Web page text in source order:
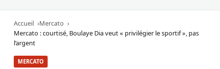
Accueil
Mercato
Mercato : courtisé, Boulaye Dia veut « privilégier le sportif », pas
l’argent
MERCATO